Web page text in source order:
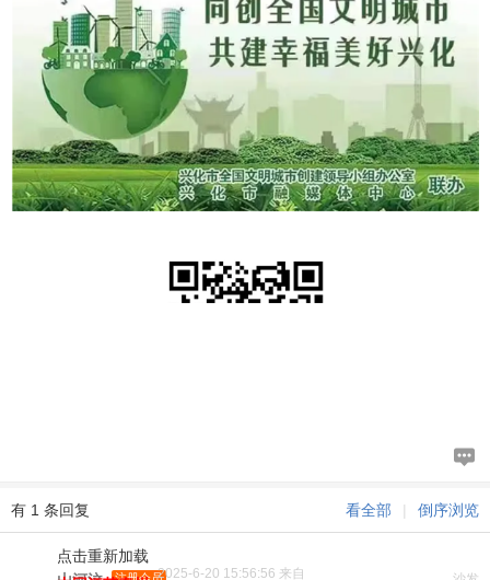
看全部 | 倒序浏览
有 1 条回复
点击重新加载
注册会员2025-6-20 15:56:56 来自